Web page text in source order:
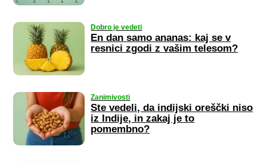
Dobro je vedeti
En dan samo ananas: kaj se v
resnici zgodi z vašim telesom?
Zanimivosti
Ste vedeli, da indijski oreščki niso
iz Indije, in zakaj je to
pomembno?